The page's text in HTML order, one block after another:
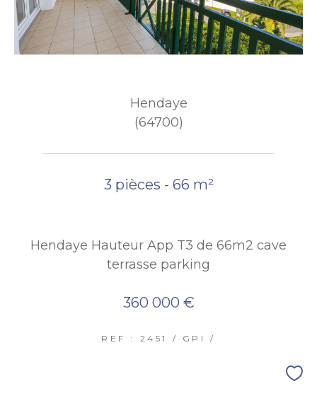
Hendaye
(64700)
3 pièces - 66 m²
Hendaye Hauteur App T3 de 66m2 cave
terrasse parking
360 000 €
REF : 2451 / GPI /